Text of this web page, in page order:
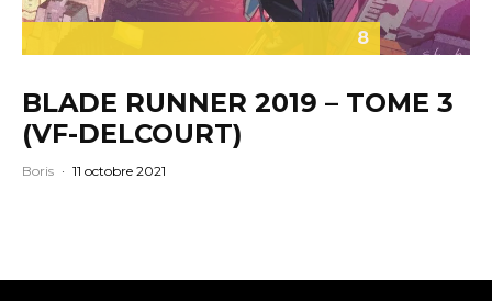
8
BLADE RUNNER 2019 – TOME 3
(VF-DELCOURT)
Boris · 11 octobre 2021